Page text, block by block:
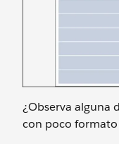
¿Observa alguna
con poco